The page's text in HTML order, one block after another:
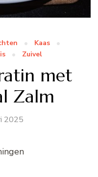
Kaas
Zuivel
met
Zalm
2025